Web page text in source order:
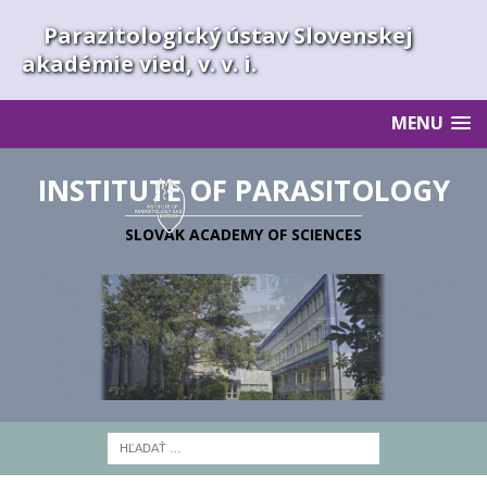
Parazitologický ústav Slovenskej
akadémie vied, v. v. i.
MENU
INSTITUTE OF PARASITOLOGY
SLOVAK ACADEMY OF SCIENCES